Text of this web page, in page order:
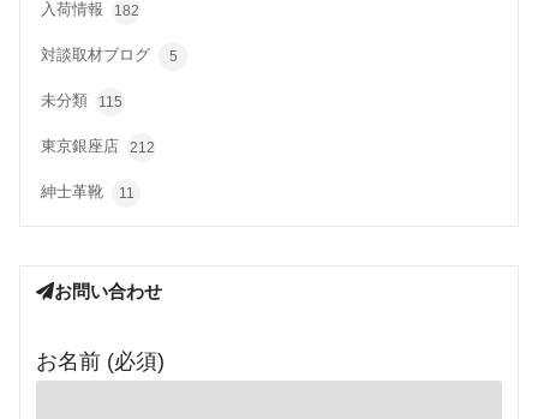
入荷情報 182
対談取材ブログ 5
未分類 115
東京銀座店 212
紳士革靴 11
お問い合わせ
お名前 (必須)